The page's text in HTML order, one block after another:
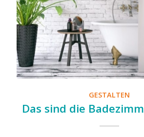
GESTALTEN
Das sind die